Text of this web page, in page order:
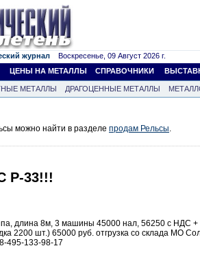
журнал Воскресенье, 09 Август 2026 г.
ЦЕНЫ НА МЕТАЛЛЫ СПРАВОЧНИКИ
МЕТАЛЛЫ ДРАГОЦЕННЫЕ МЕТАЛЛЫ
можно найти в разделе продам Рельсы.
Р-33!!!
длина 8м, 3 машины 45000 нал, 56250 с НДС +
2200 шт.) 65000 руб. отгрузка со склада МО
495-133-98-17